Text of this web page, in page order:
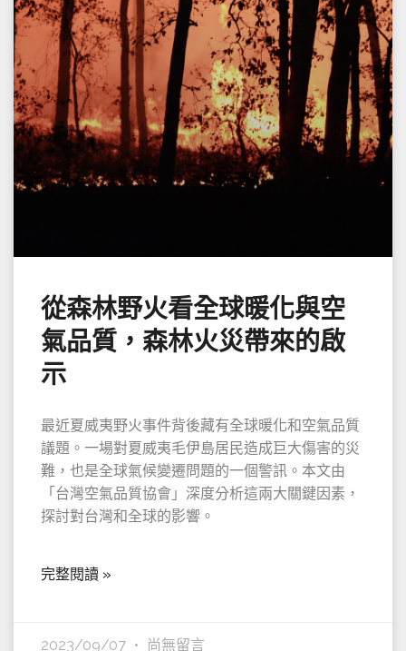
從森林野火看全球暖化與空
氣品質，森林火災帶來的啟
示
最近夏威夷野火事件背後藏有全球暖化和空氣品質
議題。一場對夏威夷毛伊島居民造成巨大傷害的災
難，也是全球氣候變遷問題的一個警訊。本文由
「台灣空氣品質協會」深度分析這兩大關鍵因素，
探討對台灣和全球的影響。
完整閱讀 »
2023/09/07 尚無留言